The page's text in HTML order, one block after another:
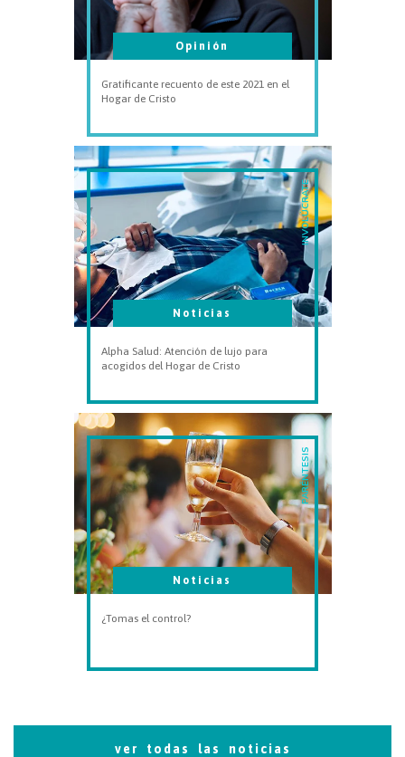
Opinión
Gratificante recuento de este 2021 en el
Hogar de Cristo
INVOLÚCRATE
Noticias
Alpha Salud: Atención de lujo para
acogidos del Hogar de Cristo
PARÉNTESIS
Noticias
¿Tomas el control?
ver todas las noticias